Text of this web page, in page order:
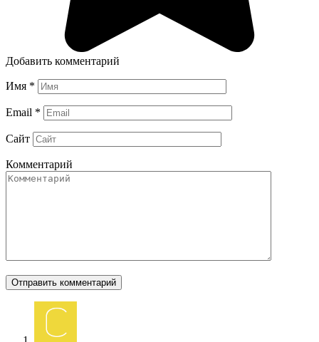
Добавить комментарий
Имя *
Email *
Сайт
Комментарий